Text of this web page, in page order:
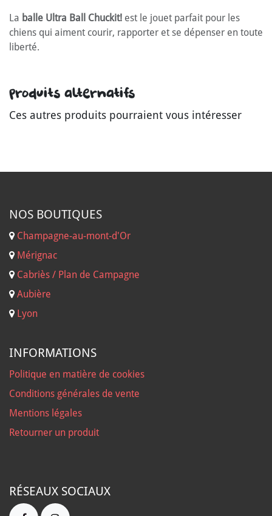
La balle Ultra Ball Chuckit! est le jouet parfait pour les
chiens qui aiment courir, rapporter et se dépenser en toute
liberté.
Produits alternatifs
Ces autres produits pourraient vous intéresser
NOS BOUTIQUES
Champagne-au-mont-d'Or
Mérignac
Cabriès / Plan de Campagne
Aubière
Lyon
INFORMATIONS
Politique en matière de cookies
Conditions générales de vente
Mentions légales
Retourner un produit
RÉSEAUX SOCIAUX